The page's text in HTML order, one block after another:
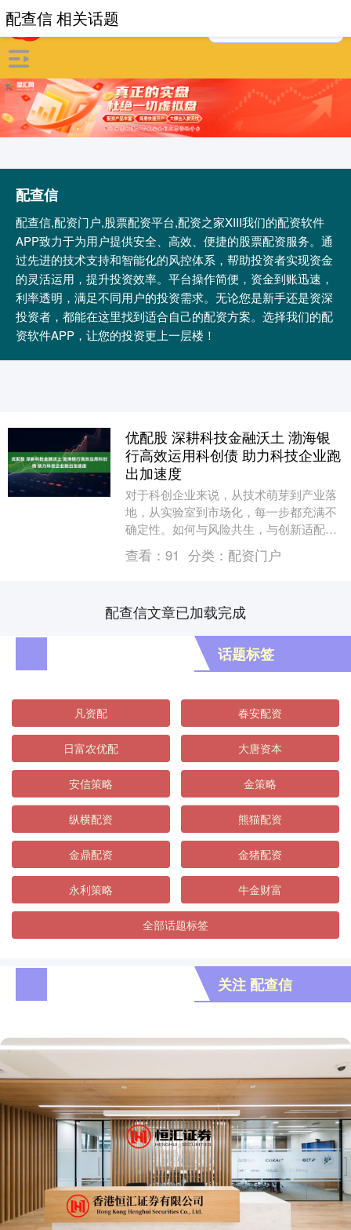
配查信
配查信,配资门户,股票配资平台,配资之家XIII‌我们的配资软件
APP致力于为用户提供安全、高效、便捷的股票配资服务。通
过先进的技术支持和智能化的风控体系，帮助投资者实现资金
的灵活运用，提升投资效率。平台操作简便，资金到账迅速，
利率透明，满足不同用户的投资需求。无论您是新手还是资深
投资者，都能在这里找到适合自己的配资方案。选择我们的配
资软件APP，让您的投资更上一层楼！
配查信 相关话题
优配股 深耕科技金融沃土 渤海银
行高效运用科创债 助力科技企业跑
出加速度
对于科创企业来说，从技术萌芽到产业落
地，从实验室到市场化，每一步都充满不
确定性。如何与风险共生，与创新适配，
是科技金融的必答题。 渤海银行股份有限
公司（以下简称....
查看： 91 分类： 配资门户
配查信文章已加载完成
话题标签
凡资配 春安配资
日富农优配 大唐资本
安信策略 金策略
纵横配资 熊猫配资
金鼎配资 金猪配资
永利策略 牛金财富
全部话题标签
关注 配查信